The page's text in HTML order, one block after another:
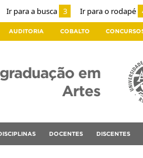
Ir para a busca 3 Ir para o rodapé
AUDITORIA COBALTO
em
Artes
DOCENTES DISCENTES